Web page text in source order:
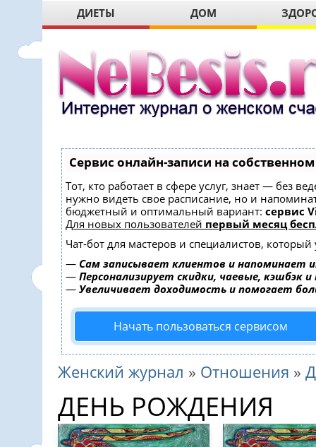
ДИЕТЫ ДОМ
Сервис онлайн-записи на
Тот, кто работает в сфере услуг, знает — без
нужно видеть свое расписание, но и
бюджетный и оптимальный вариант: сервис
Для новых пользователей первый месяц
Чат-бот для мастеров и специалистов,
— Сам записывает клиентов и напоминает
— Персонализирует скидки, чаевые, кэшбэк
— Увеличивает доходимость и помогает
Начать пользоваться сервисом
Женский журнал » Отношения »
ДЕНЬ РОЖДЕНИЯ